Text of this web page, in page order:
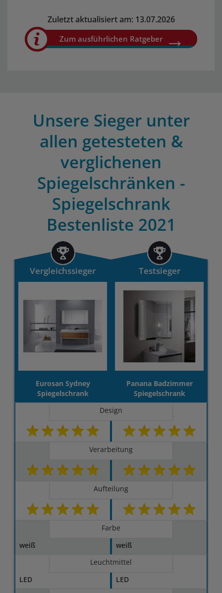
Zuletzt aktualisiert am: 13.07.2026
Zum ausführlichen Ratgeber
Unsere Sieger unter
allen getesteten &
verglichenen
Spiegelschränken -
Spiegelschrank
Bestenliste 2021
Vergleichssieger Testsieger
Eurosan Sydney
Spiegelschrank
Panana Badzimmer
Spiegelschrank
Design
Verarbeitung
Aufteilung
Farbe
weiß
weiß
Leuchtmittel
LED
LED